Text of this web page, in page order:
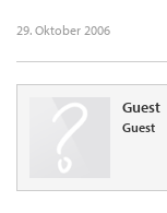
29. Oktober 2006
Guest
Guest